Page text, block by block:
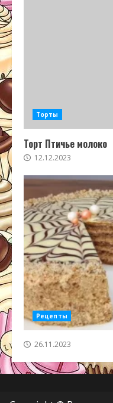
Торты
Торт Птичье молоко
12.12.2023
Рецепты
26.11.2023